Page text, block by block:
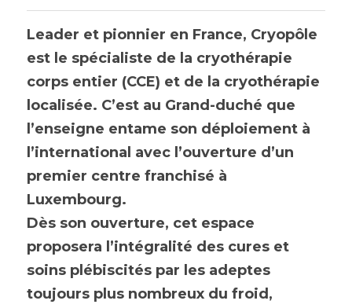
Leader et pionnier en France, Cryopôle
est le spécialiste de la cryothérapie
corps entier (CCE) et de la cryothérapie
localisée. C’est au Grand-duché que
l’enseigne entame son déploiement à
l’international avec l’ouverture d’un
premier centre franchisé à
Luxembourg.
Dès son ouverture, cet espace
proposera l’intégralité des cures et
soins plébiscités par les adeptes
toujours plus nombreux du froid,